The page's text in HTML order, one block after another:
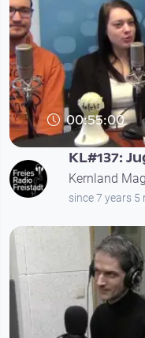
00:55:00
KL#137:
Kernland
since 7 years 5